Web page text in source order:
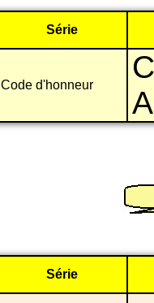
Série
Code d'honneur
Série